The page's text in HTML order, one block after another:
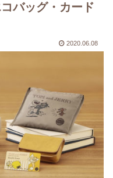
バッグ・カード
2020.06.08